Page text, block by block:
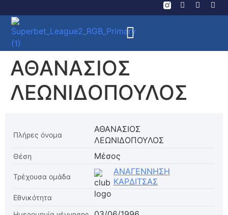
ΑΘΑΝΑΣΙΟΣ
ΛΕΩΝΙΔΟΠΟΥΛΟΣ
Πλήρες όνομα
ΑΘΑΝΑΣΙΟΣ
ΛΕΩΝΙΔΟΠΟΥΛΟΣ
Θέση Μέσος
Τρέχουσα ομάδα
ΑΝΑΓΕΝΝΗΣΗ
ΚΑΡΔΙΤΣΑΣ
Εθνικότητα